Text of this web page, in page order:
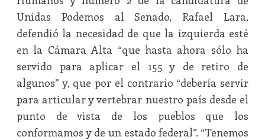
Unidas Podemos al Senado, Rafael Lara,
defendió la necesidad de que la izquierda esté
en la Cámara Alta “que hasta ahora sólo ha
servido para aplicar el 155 y de retiro de
algunos” y, que por el contrario “debería servir
para articular y vertebrar nuestro país desde el
punto de vista de los pueblos que los
conformamos y de un estado federal”. “Tenemos